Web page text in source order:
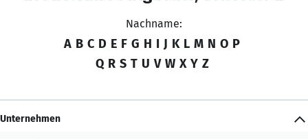
Nachname:
A B C D E F G H I J K L M N O P
Q R S T U V W X Y Z
Unternehmen